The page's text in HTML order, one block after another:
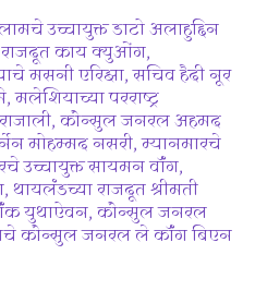
उच्चायुक्त डाटो अलाहुद्दिन
राजदूत काय क्युओंग,
मसनी एरिझा, सचिव हैदी नूर
परराष्ट्र
कौन्सुल जनरल अहमद
मोहम्मद नसरी, म्यानमारचे
उच्चायुक्त सायमन वॉंग,
राजदूत श्रीमती
युथाऐवन, कौन्सुल जनरल
कौन्सुल जनरल ले कॉंग बिएन